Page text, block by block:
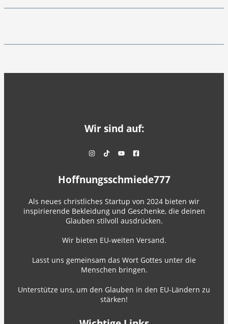
Wir sind auf:
Hoffnungsschmiede777
Als neues christliches Startup von 2024 bieten wir
inspirierende Bekleidung und Geschenke, die deinen
Glauben stilvoll ausdrücken.
Wir bieten EU-weiten Versand.
Lasst uns gemeinsam das Wort Gottes unter die
Menschen bringen.
Unterstütze uns, um den Glauben in den EU-Ländern zu
stärken!